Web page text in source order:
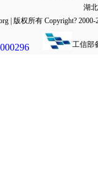
湖
| 版权所有 Copyright?
工信部